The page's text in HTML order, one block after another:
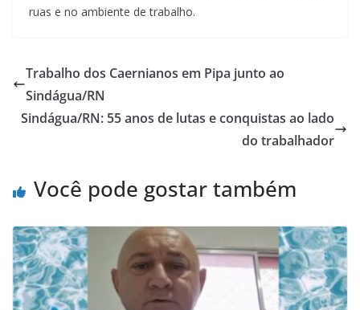
ruas e no ambiente de trabalho.
Trabalho dos Caernianos em Pipa junto ao
Sindágua/RN
Sindágua/RN: 55 anos de lutas e conquistas ao lado
do trabalhador
Você pode gostar também